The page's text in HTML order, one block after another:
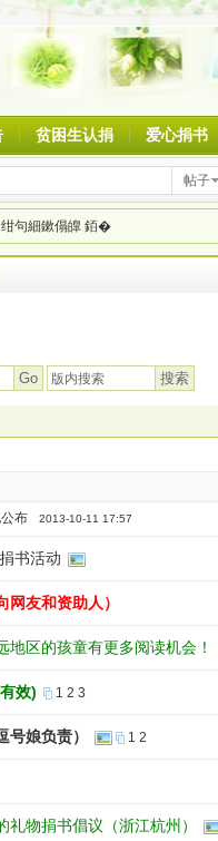
贫困生认捐 爱心捐书
帖子
句細鏉傝皥 銆�
Go 搜索
布 2013-10-11 17:57
书活动
友和资助人）
区的孩童有更多阅读机会！
效) 1 2 3
娘负责） 1 2
物捐书倡议（浙江杭州）